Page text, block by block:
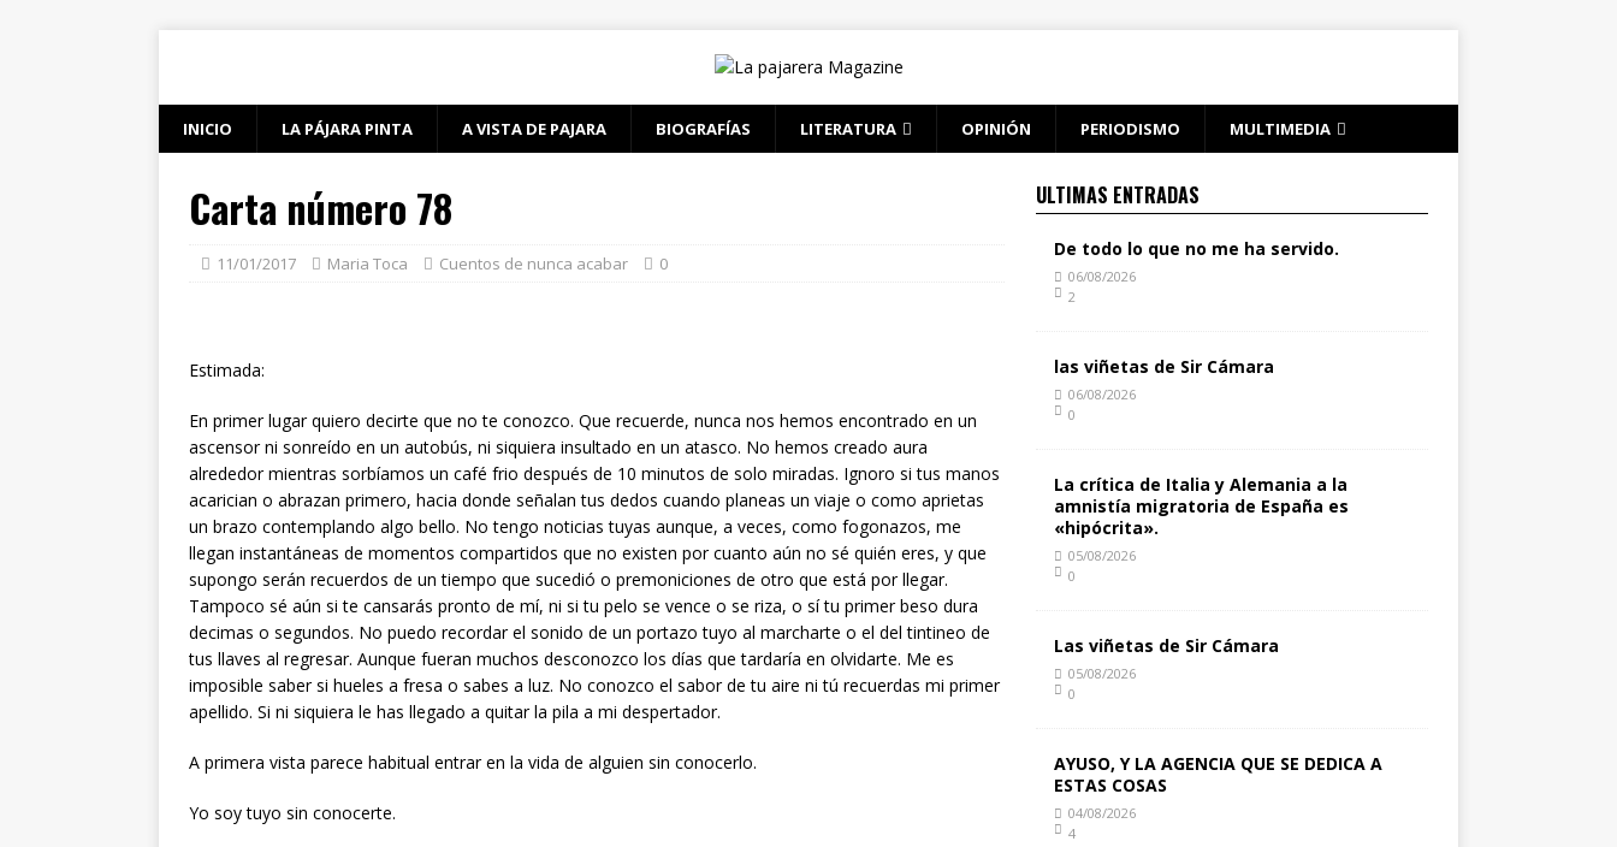
INICIO LA PÁJARA PINTA A VISTA DE PAJARA BIOGRAFÍAS LITERATURA OPINIÓN PERIODISMO MULTIMEDIA
Carta número 78
11/01/2017 Maria Toca Cuentos de nunca acabar 0
Estimada:
En primer lugar quiero decirte que no te conozco. Que recuerde, nunca nos hemos encontrado en un
ascensor ni sonreído en un autobús, ni siquiera insultado en un atasco. No hemos creado aura
alrededor mientras sorbíamos un café frio después de 10 minutos de solo miradas. Ignoro si tus manos
acarician o abrazan primero, hacia donde señalan tus dedos cuando planeas un viaje o como aprietas
un brazo contemplando algo bello. No tengo noticias tuyas aunque, a veces, como fogonazos, me
llegan instantáneas de momentos compartidos que no existen por cuanto aún no sé quién eres, y que
supongo serán recuerdos de un tiempo que sucedió o premoniciones de otro que está por llegar.
Tampoco sé aún si te cansarás pronto de mí, ni si tu pelo se vence o se riza, o sí tu primer beso dura
decimas o segundos. No puedo recordar el sonido de un portazo tuyo al marcharte o el del tintineo de
tus llaves al regresar. Aunque fueran muchos desconozco los días que tardaría en olvidarte. Me es
imposible saber si hueles a fresa o sabes a luz. No conozco el sabor de tu aire ni tú recuerdas mi primer
apellido. Si ni siquiera le has llegado a quitar la pila a mi despertador.
A primera vista parece habitual entrar en la vida de alguien sin conocerlo.
Yo soy tuyo sin conocerte.
ULTIMAS ENTRADAS
De todo lo que no me ha servido.
06/08/2026
2
las viñetas de Sir Cámara
06/08/2026
0
La crítica de Italia y Alemania a la
amnistía migratoria de España es
«hipócrita».
05/08/2026
0
Las viñetas de Sir Cámara
05/08/2026
0
AYUSO, Y LA AGENCIA QUE SE DEDICA A
ESTAS COSAS
04/08/2026
4